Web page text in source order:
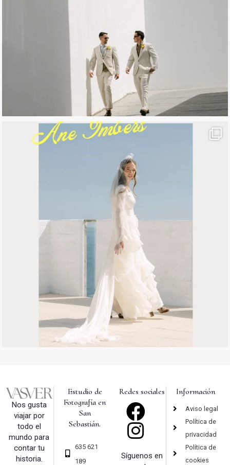
Nos gusta
viajar por
todo el
mundo para
contar tu
historia.
Estudio de
Fotografía en
San
Sebastián.
635 621
189
Redes sociales
Síguenos en
Información
Aviso legal
Política de
privacidad
Política de
cookies